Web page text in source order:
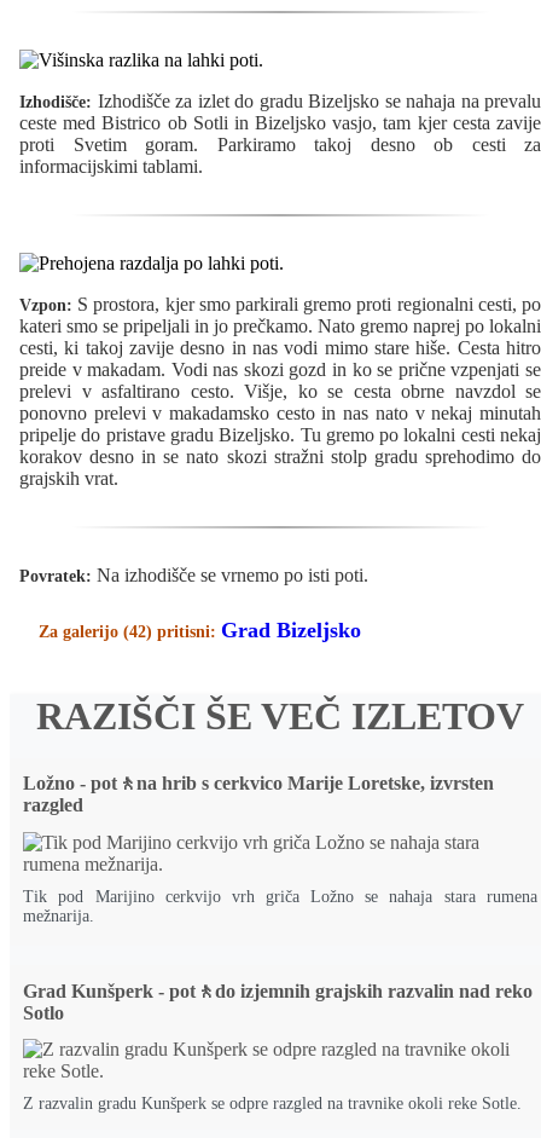
Izhodišče: Izhodišče za izlet do gradu Bizeljsko se nahaja na prevalu
ceste med Bistrico ob Sotli in Bizeljsko vasjo, tam kjer cesta zavije
proti Svetim goram. Parkiramo takoj desno ob cesti za
informacijskimi tablami.
Vzpon: S prostora, kjer smo parkirali gremo proti regionalni cesti, po
kateri smo se pripeljali in jo prečkamo. Nato gremo naprej po lokalni
cesti, ki takoj zavije desno in nas vodi mimo stare hiše. Cesta hitro
preide v makadam. Vodi nas skozi gozd in ko se prične vzpenjati se
prelevi v asfaltirano cesto. Višje, ko se cesta obrne navzdol se
ponovno prelevi v makadamsko cesto in nas nato v nekaj minutah
pripelje do pristave gradu Bizeljsko. Tu gremo po lokalni cesti nekaj
korakov desno in se nato skozi stražni stolp gradu sprehodimo do
grajskih vrat.
Povratek: Na izhodišče se vrnemo po isti poti.
Za galerijo (42) pritisni: Grad Bizeljsko
RAZIŠČI ŠE VEČ IZLETOV
Ložno - pot🚶na hrib s cerkvico Marije Loretske, izvrsten
razgled
Tik pod Marijino cerkvijo vrh griča Ložno se nahaja stara rumena
mežnarija.
Grad Kunšperk - pot🚶do izjemnih grajskih razvalin nad reko
Sotlo
Z razvalin gradu Kunšperk se odpre razgled na travnike okoli reke Sotle.